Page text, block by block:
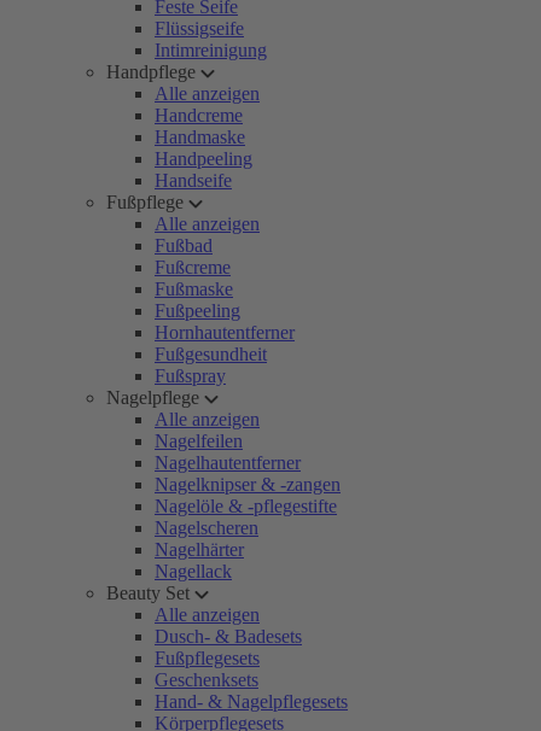
Feste Seife
Flüssigseife
Intimreinigung
Handpflege
Alle anzeigen
Handcreme
Handmaske
Handpeeling
Handseife
Fußpflege
Alle anzeigen
Fußbad
Fußcreme
Fußmaske
Fußpeeling
Hornhautentferner
Fußgesundheit
Fußspray
Nagelpflege
Alle anzeigen
Nagelfeilen
Nagelhautentferner
Nagelknipser & -zangen
Nagelöle & -pflegestifte
Nagelscheren
Nagelhärter
Nagellack
Beauty Set
Alle anzeigen
Dusch- & Badesets
Fußpflegesets
Geschenksets
Hand- & Nagelpflegesets
Körperpflegesets